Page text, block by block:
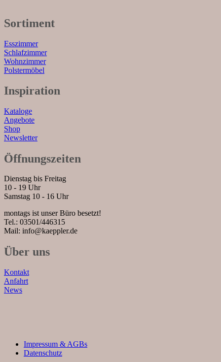
Sortiment
Esszimmer
Schlafzimmer
Wohnzimmer
Polstermöbel
Inspiration
Kataloge
Angebote
Shop
Newsletter
Öffnungszeiten
Dienstag bis Freitag
10 - 19 Uhr
Samstag 10 - 16 Uhr
montags ist unser Büro besetzt!
Tel.: 03501/446315
Mail: info@kaeppler.de
Über uns
Kontakt
Anfahrt
News
Impressum & AGBs
Datenschutz